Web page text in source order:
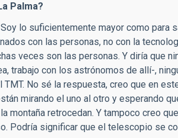
Palma?
Soy lo suficientemente mayor como
con las personas, no con la
veces son las personas. Y diría que
trabajo con los astrónomos de allí-,
No sé la respuesta, creo que en
mirando el uno al otro y esperando
montaña retrocedan. Y tampoco creo
Podría significar que el telescopio se